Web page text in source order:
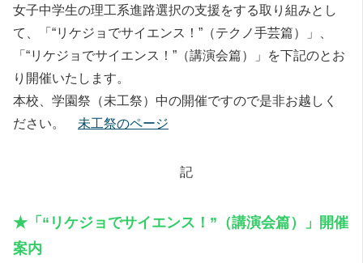
女子中学生の理工系進路選択の支援をする取り組みとし
て、「“リケジョでサイエンス！”（テクノ手芸篇）」、
「“リケジョでサイエンス！”（講演会篇）」を下記のとお
り開催いたします。
本校、学園祭（未工祭）中の開催ですので是非お越しく
ださい。 未工祭のページ
記
★「“リケジョでサイエンス！”（講演会篇）」開催
案内